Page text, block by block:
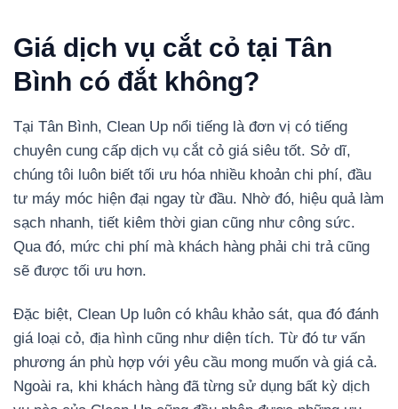
Giá dịch vụ cắt cỏ tại Tân
Bình có đắt không?
Tại Tân Bình, Clean Up nổi tiếng là đơn vị có tiếng
chuyên cung cấp dịch vụ cắt cỏ giá siêu tốt. Sở dĩ,
chúng tôi luôn biết tối ưu hóa nhiều khoản chi phí, đầu
tư máy móc hiện đại ngay từ đầu. Nhờ đó, hiệu quả làm
sạch nhanh, tiết kiêm thời gian cũng như công sức.
Qua đó, mức chi phí mà khách hàng phải chi trả cũng
sẽ được tối ưu hơn.
Đặc biệt, Clean Up luôn có khâu khảo sát, qua đó đánh
giá loại cỏ, địa hình cũng như diện tích. Từ đó tư vấn
phương án phù hợp với yêu cầu mong muốn và giá cả.
Ngoài ra, khi khách hàng đã từng sử dụng bất kỳ dịch